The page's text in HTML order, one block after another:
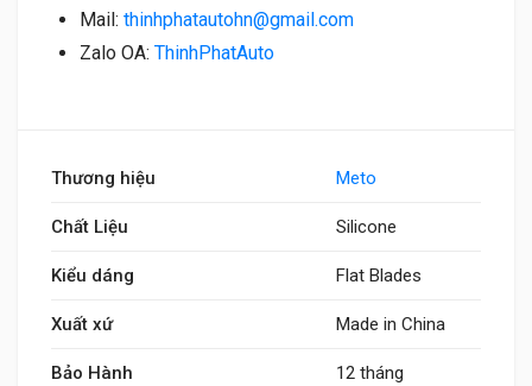
Mail: thinhphatautohn@gmail.com
Zalo OA: ThinhPhatAuto
Thương hiệu Meto
Chất Liệu Silicone
Kiểu dáng Flat Blades
Xuất xứ Made in China
Bảo Hành 12 tháng